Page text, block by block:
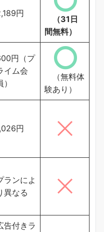
円
（31日
間無料）
円（プ
イム会
）
（無料体
験あり）
円
ランによ
異なる
告付きラ